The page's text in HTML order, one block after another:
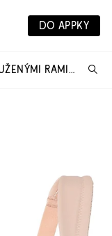
DO APPKY
VYSTUŽENÁ PODPRSENKA S VYSTUŽENÝMI RAMIENKAMI